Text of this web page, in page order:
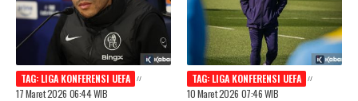
TAG: LIGA KONFERENSI UEFA
17 Maret 2026 06:44 WIB
TAG: LIGA KONFERENSI UEFA
10 Maret 2026 07:46 WIB